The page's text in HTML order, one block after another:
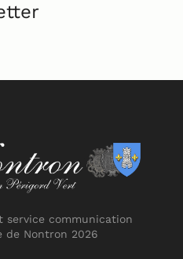
service communication
de Nontron 2026